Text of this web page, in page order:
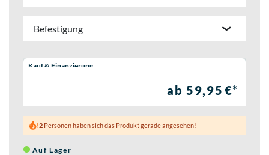
Befestigung
Wähle eine Preisoption:
Kauf & Finanzierung
ab 59,95 €*
2 Personen haben sich das Produkt gerade angesehen!
Auf Lager